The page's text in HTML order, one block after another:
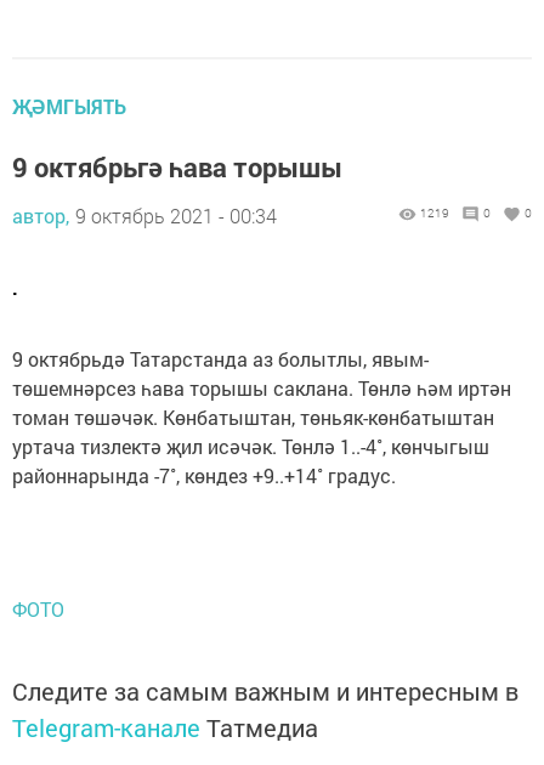
ҖӘМГЫЯТЬ
9 октябрьгә һава торышы
автор, 9 октябрь 2021 - 00:34 1219 0 0
.
9 октябрьдә Татарстанда аз болытлы, явым-
төшемнәрсез һава торышы саклана. Төнлә һәм иртән
томан төшәчәк. Көнбатыштан, төньяк-көнбатыштан
уртача тизлектә җил исәчәк. Төнлә 1..-4˚, көнчыгыш
районнарында -7˚, көндез +9..+14˚ градус.
ФОТО
Следите за самым важным и интересным в
Telegram-канале Татмедиа